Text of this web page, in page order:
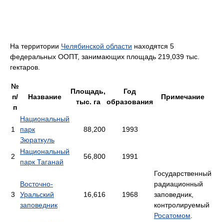
На территории Челябинской области находятся 5
федеральных ООПТ, занимающих площадь 219,039 тыс.
гектаров.
№
п/
п
Название
Площадь,
тыс. га
Год
образования
Примечание
1
Национальный
парк
Зюраткуль
88,200 1993
2
Национальный
парк Таганай
56,800 1991
3
Восточно-
Уральский
заповедник
16,616 1968
Государственный
радиационный
заповедник,
контролируемый
Росатомом